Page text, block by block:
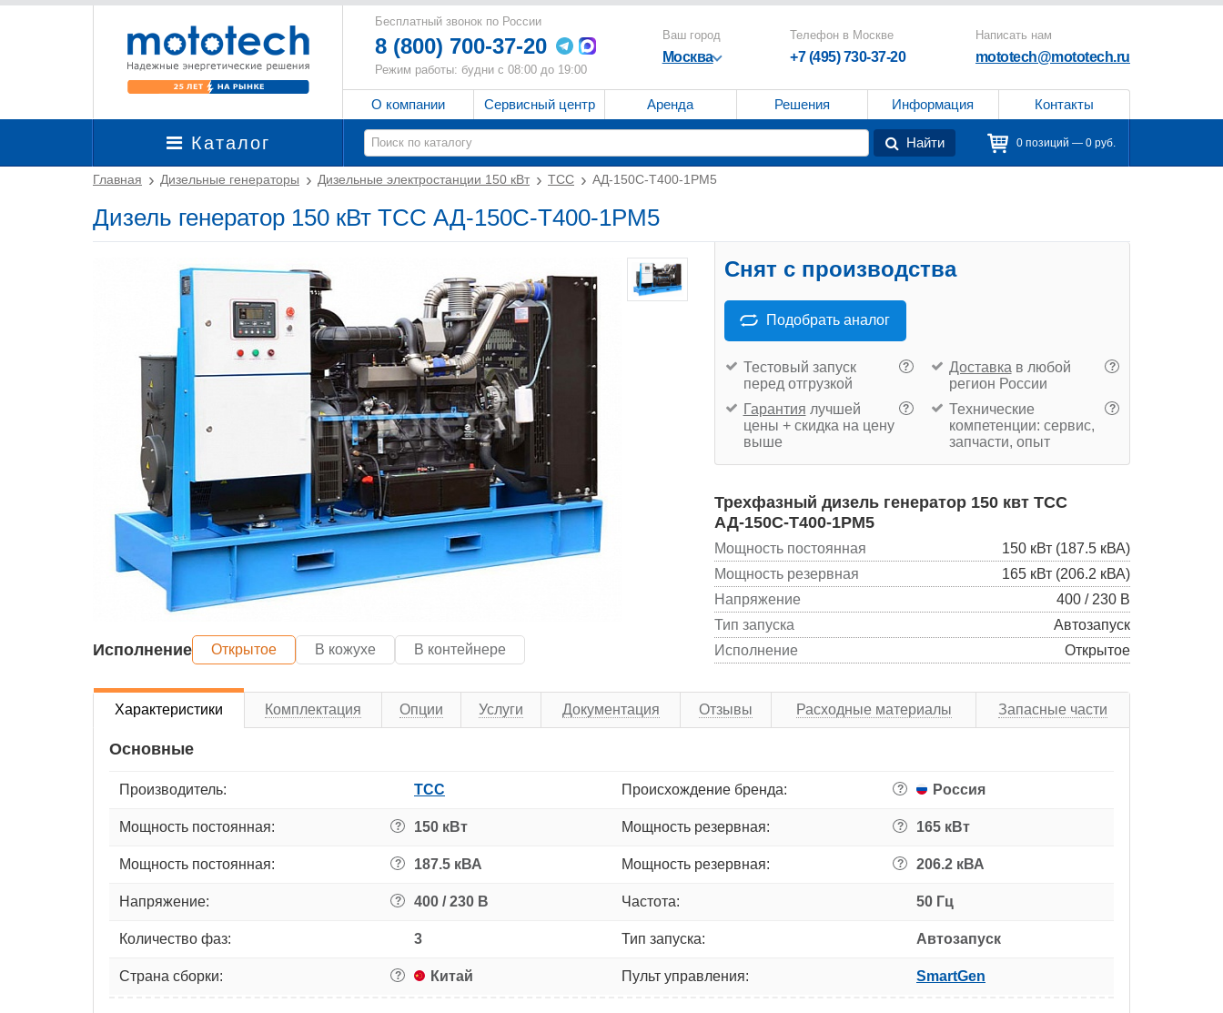
Бесплатный звонок по России
8 (800) 700-37-20
Режим работы: будни с 08:00 до 19:00
Ваш город
Москва
Телефон в Москве
+7 (495) 730-37-20
Написать нам
mototech@mototech.ru
О компании Сервисный центр Аренда Решения Информация Контакты
Каталог Найти 0 позиций — 0 руб.
Главная Дизельные генераторы Дизельные электростанции 150 кВт ТСС АД-150С-Т400-1РМ5
Дизель генератор 150 кВт ТСС АД-150С-Т400-1РМ5
Исполнение Открытое В кожухе В контейнере
Снят с производства
Подобрать аналог
?
Тестовый запуск
перед отгрузкой
?
Доставка в любой
регион России
?
Гарантия лучшей
цены + скидка на цену
выше
?
Технические
компетенции: сервис,
запчасти, опыт
Трехфазный дизель генератор 150 квт ТСС
АД-150С-Т400-1РМ5
Мощность постоянная
150 кВт (187.5 кВА)
Мощность резервная
165 кВт (206.2 кВА)
Напряжение
400 / 230 В
Тип запуска
Автозапуск
Исполнение
Открытое
Характеристики Комплектация Опции Услуги Документация Отзывы Расходные материалы Запасные части
Основные
Производитель: ТСС Происхождение бренда: ? Россия
Мощность постоянная: ? 150 кВт Мощность резервная: ? 165 кВт
Мощность постоянная: ? 187.5 кВА Мощность резервная: ? 206.2 кВА
Напряжение: ? 400 / 230 В Частота: 50 Гц
Количество фаз: 3 Тип запуска: Автозапуск
Страна сборки: ? Китай Пульт управления: SmartGen